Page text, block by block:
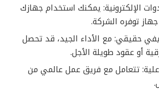
الإلكترونية: يمكنك استخدام جهازك
توفره الشركة.
حقيقي: مع الأداء الجيد، قد تحصل
أو عقود طويلة الأجل.
تتعامل مع فريق عمل عالمي من